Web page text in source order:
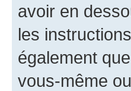
avoir en
les
également
vous-même